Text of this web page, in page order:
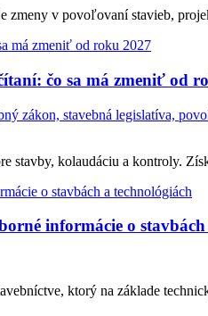
v povoľovaní stavieb,
čo sa má zmeniť od
zákon, stavebná legislatíva,
stavby, kolaudáciu a kontroly.
informácie o
ktorý na základe